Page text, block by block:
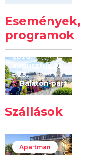
Események,
programok
Kilóméterek
2026
2026.
augusztus 22
– 23.
Balaton-part
Szállások
Apartman